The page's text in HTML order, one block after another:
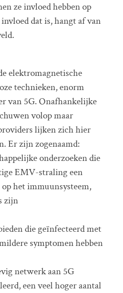
ze invloed hebben op
dat is, hangt af van
elektromagnetische
technieken, enorm
van 5G. Onafhankelijke
volop maar
lijken zich hier
Er zijn zogenaamd:
onderzoeken die
EMV-straling een
het immuunsysteem,
zijn
die geïnfecteerd met
symptomen hebben
netwerk aan 5G
een veel hoger aantal